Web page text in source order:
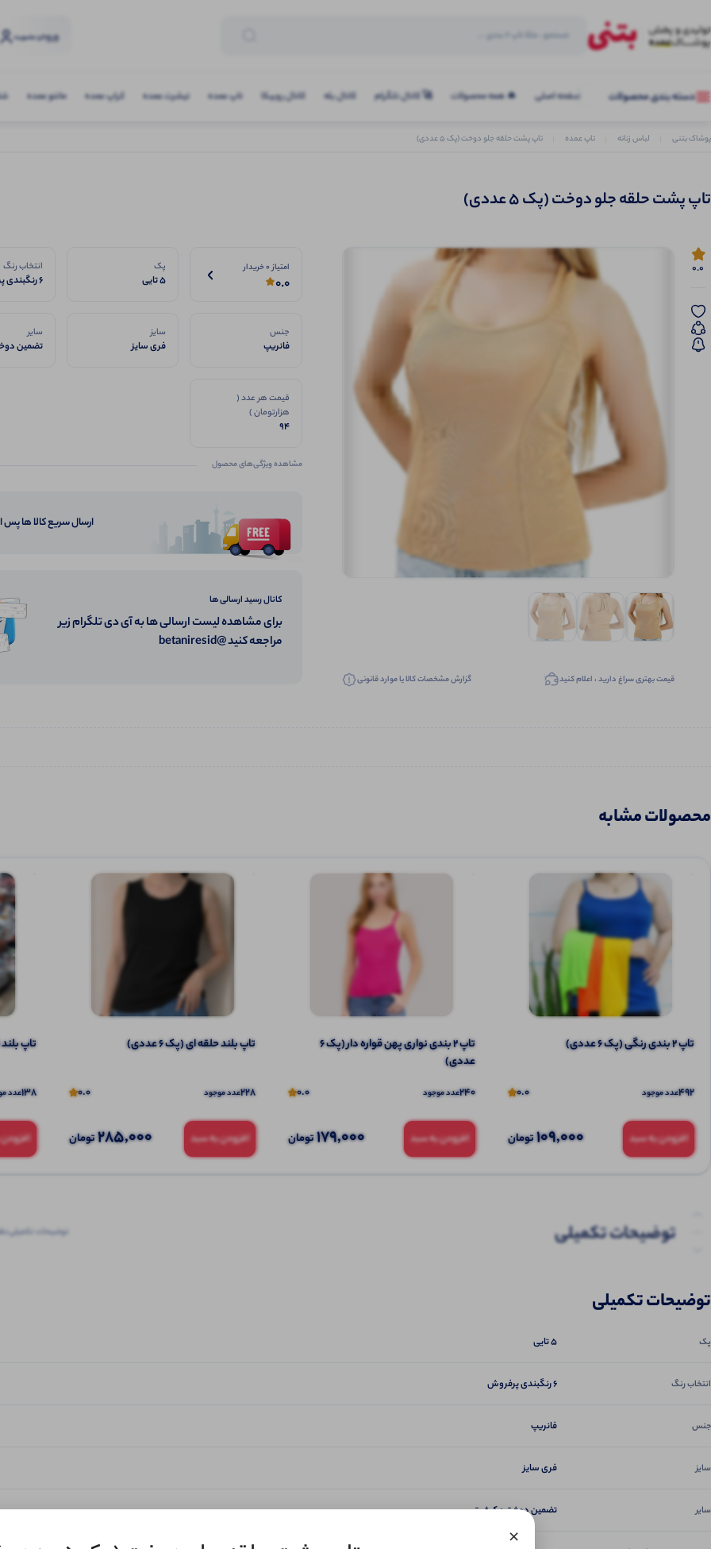
ورودو عضویت
دسته بندی محصولات صفحه اصلی 🔥 همه محصولات 🚀 کانال تلگرام کانال بله کانال روبیکا تاپ عمده تیشرت عمده کراپ عمده مانتو عمده
پوشاک بتنی لباس زنانه تاپ عمده تاپ پشت حلقه جلو دوخت (پک 5 عددی)
تاپ پشت حلقه جلو دوخت (پک 5 عددی)
0.0
قیمت بهتری سراغ دارید ، اعلام کنید گزارش مشخصات کالا یا موارد قانونی
امتیاز 0 خریدار
0.0
پک
5 تایی
انتخاب رنگ
6 رنگبندی پرفروش
جنس
فانریپ
سایز
فری سایز
سایر
تضمین
قیمت هر عدد (
هزارتومان )
94
مشاهده ویژگی‌های محصول
ارسال سریع کالا ها
کانال رسید ارسالی ها
برای مشاهده لیست ارسالی ها به آی دی تلگرام زیر
مراجعه کنید @betaniresid
محصولات مشابه
تاپ ۲ بندی رنگی (پک 6 عددی)
492عدد موجود 0.0
افزودن به سبد 109,000تومان
تاپ ۲ بندی نواری پهن قواره دار (پک 6
عددی)
240عدد موجود 0.0
افزودن به سبد 179,000تومان
تاپ بلند حلقه ای (پک 6 عددی)
228عدد موجود 0.0
افزودن به سبد 285,000تومان
تاپ بلند
138عدد
توضیحات تکمیلی
توضیحات تکمیلی
توضیحات تکمیلی
پک 5 تایی
انتخاب رنگ 6 رنگبندی پرفروش
جنس فانریپ
سایز فری سایز
سایر تضمین دوخت و کیفیت
×